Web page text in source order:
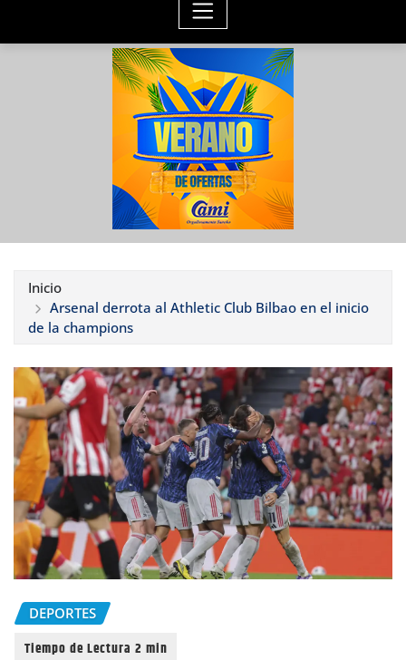
Inicio
Arsenal derrota al Athletic Club Bilbao en el inicio
de la champions
DEPORTES